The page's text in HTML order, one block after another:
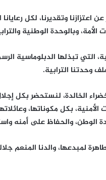
اعتزازنا وتقديرنا، لكل
وبالوحدة الوطنية
التي تبذلها الدبلوماسية
وحدتنا الترابية.
الخالدة، لنستحضر بكل
الأمنية، بكل مكوناتها،
والحفاظ على أمنه
لمبدعها، والدنا المنعم